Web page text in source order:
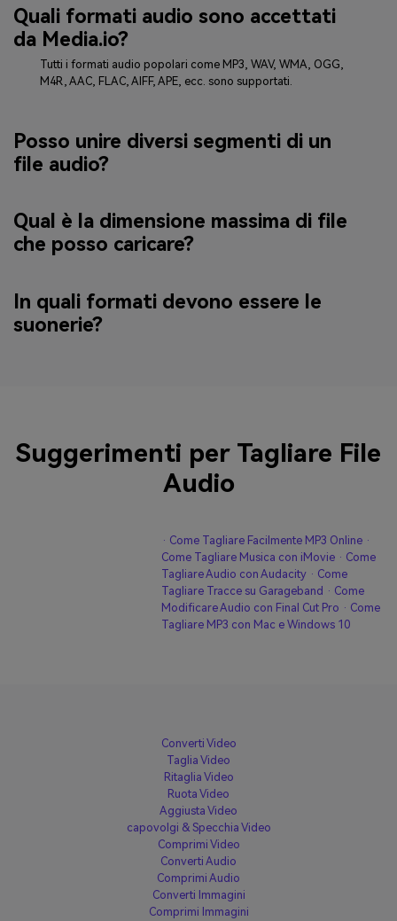
Quali formati audio sono accettati
da Media.io?
Tutti i formati audio popolari come MP3, WAV, WMA, OGG,
M4R, AAC, FLAC, AIFF, APE, ecc. sono supportati.
Posso unire diversi segmenti di un
file audio?
Qual è la dimensione massima di file
che posso caricare?
In quali formati devono essere le
suonerie?
Suggerimenti per Tagliare File
Audio
· Come Tagliare Facilmente MP3 Online ·
Come Tagliare Musica con iMovie · Come
Tagliare Audio con Audacity · Come
Tagliare Tracce su Garageband · Come
Modificare Audio con Final Cut Pro · Come
Tagliare MP3 con Mac e Windows 10
Converti Video
Taglia Video
Ritaglia Video
Ruota Video
Aggiusta Video
capovolgi & Specchia Video
Comprimi Video
Converti Audio
Comprimi Audio
Converti Immagini
Comprimi Immagini